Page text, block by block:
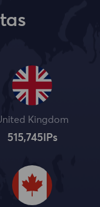
Kingdom
515,745IPs